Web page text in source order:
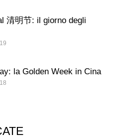
清明节: il giorno degli
la Golden Week in Cina